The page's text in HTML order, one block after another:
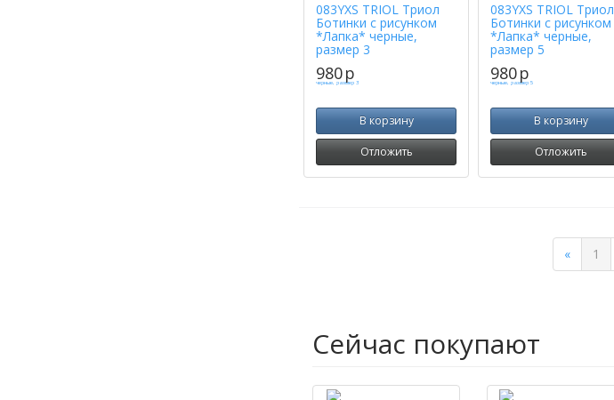
083YXS TRIOL Триол
Ботинки с рисунком
*Лапка* черные,
размер 3
980p
В корзину
Отложить
083YXS TRIOL Триол
Ботинки с рисунком
*Лапка* черные,
размер 5
980p
В корзину
Отложить
«Previous
1
Сейчас покупают